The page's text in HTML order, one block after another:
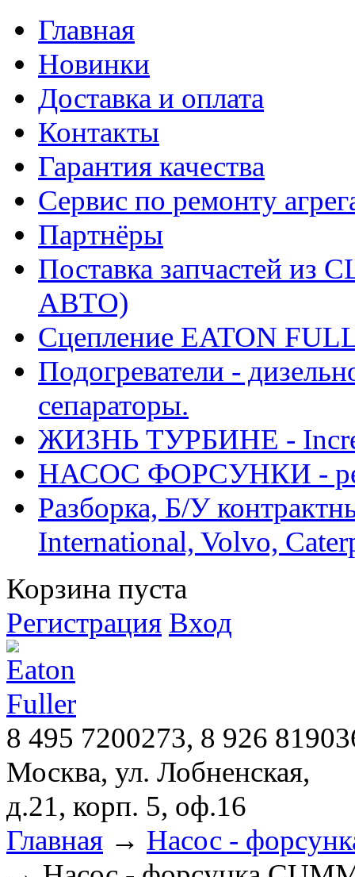
Главная
Новинки
Доставка и оплата
Контакты
Гарантия качества
Сервис по ремонту
Партнёры
Поставка запчастей
АВТО)
Сцепление EATON
Подогреватели -
сепараторы.
ЖИЗНЬ ТУРБИНЕ -
НАСОС ФОРСУНКИ -
Разборка, Б/У
International, Volvo,
Корзина пуста
Регистрация Вход
8 495 7200273, 8 926
Москва, ул. Лобненская,
д.21, корп. 5, оф.16
Главная → Насос -